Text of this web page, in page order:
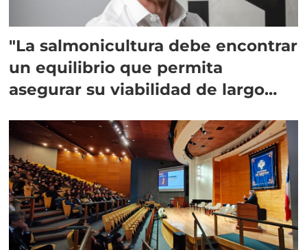
"La salmonicultura debe encontrar
un equilibrio que permita
asegurar su viabilidad de largo